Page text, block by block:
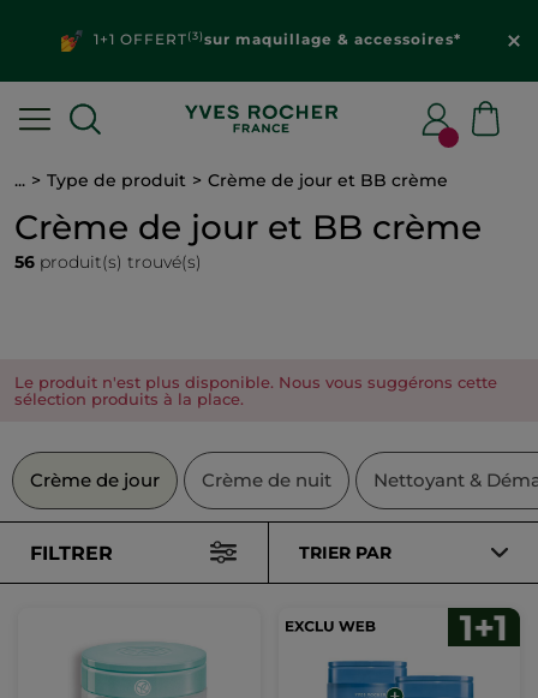
1+1 OFFERT(3)sur maquillage & accessoires*
... Type de produit Crème de jour et BB crème
Crème de jour et BB crème
56 produit(s) trouvé(s)
Le produit n'est plus disponible. Nous vous suggérons cette
sélection produits à la place.
Crème de jour Crème de nuit Nettoyant &
FILTRER TRIER PAR